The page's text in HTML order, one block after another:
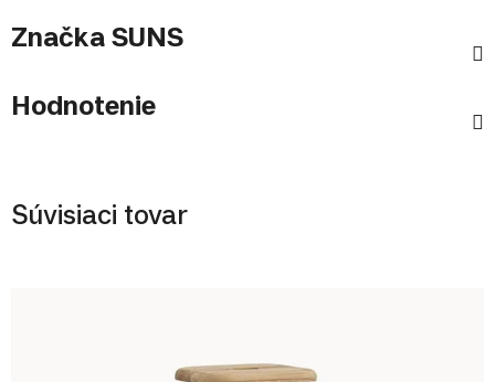
Značka SUNS
Hodnotenie
Súvisiaci tovar